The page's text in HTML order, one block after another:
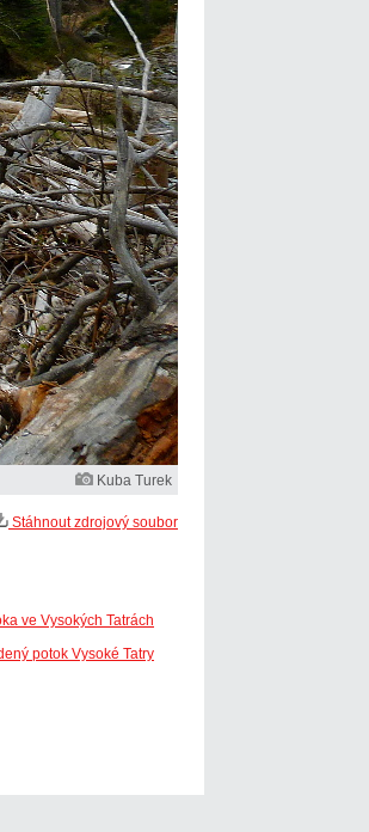
Kuba Turek
Stáhnout zdrojový soubor
ve Vysokých Tatrách
potok Vysoké Tatry